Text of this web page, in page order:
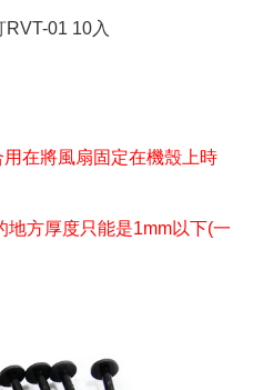
RVT-01 10入
在將風扇固定在機殼上時
地方厚度只能是1mm以下(一